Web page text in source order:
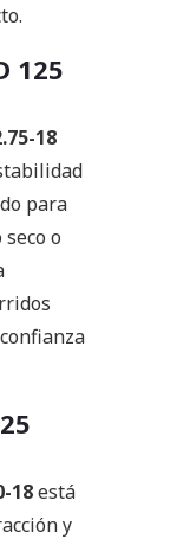
125
18
para
o
18está
y